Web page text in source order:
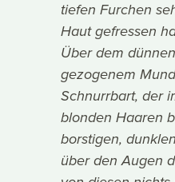
tiefen Furchen
Haut gefressen
Über dem
gezogenem
Schnurrbart, der
blonden Haaren
borstigen,
über den Augen